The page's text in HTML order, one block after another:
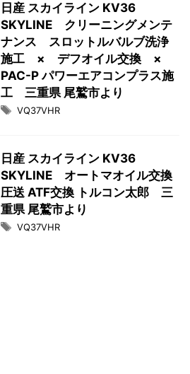
日産 スカイライン KV36
SKYLINE クリーニングメンテ
ナンス スロットルバルブ洗浄
施工 × デフオイル交換 ×
PAC-P パワーエアコンプラス施
工 三重県 尾鷲市より
VQ37VHR
日産 スカイライン KV36
SKYLINE オートマオイル交換
圧送 ATF交換 トルコン太郎 三
重県 尾鷲市より
VQ37VHR